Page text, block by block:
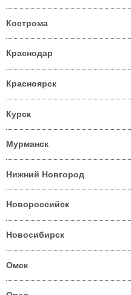
Кострома
Краснодар
Красноярск
Курск
Мурманск
Нижний Новгород
Новороссийск
Новосибирск
Омск